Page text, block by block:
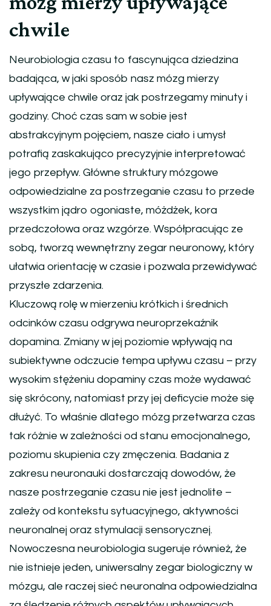
chwile
Neurobiologia czasu to fascynująca dziedzina
badająca, w jaki sposób nasz mózg mierzy
upływające chwile oraz jak postrzegamy minuty i
godziny. Choć czas sam w sobie jest
abstrakcyjnym pojęciem, nasze ciało i umysł
potrafią zaskakująco precyzyjnie interpretować
jego przepływ. Główne struktury mózgowe
odpowiedzialne za postrzeganie czasu to przede
wszystkim jądro ogoniaste, móżdżek, kora
przedczołowa oraz wzgórze. Współpracując ze
sobą, tworzą wewnętrzny zegar neuronowy, który
ułatwia orientację w czasie i pozwala przewidywać
przyszłe zdarzenia.
Kluczową rolę w mierzeniu krótkich i średnich
odcinków czasu odgrywa neuroprzekaźnik
dopamina. Zmiany w jej poziomie wpływają na
subiektywne odczucie tempa upływu czasu – przy
wysokim stężeniu dopaminy czas może wydawać
się skrócony, natomiast przy jej deficycie może się
dłużyć. To właśnie dlatego mózg przetwarza czas
tak różnie w zależności od stanu emocjonalnego,
poziomu skupienia czy zmęczenia. Badania z
zakresu neuronauki dostarczają dowodów, że
nasze postrzeganie czasu nie jest jednolite –
zależy od kontekstu sytuacyjnego, aktywności
neuronalnej oraz stymulacji sensorycznej.
Nowoczesna neurobiologia sugeruje również, że
nie istnieje jeden, uniwersalny zegar biologiczny w
mózgu, ale raczej sieć neuronalna odpowiedzialna